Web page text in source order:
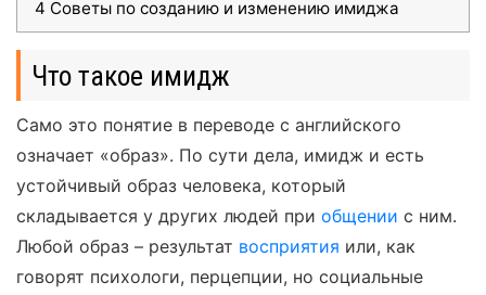
4 Советы по созданию и изменению имиджа
Что такое имидж
Само это понятие в переводе с английского
означает «образ». По сути дела, имидж и есть
устойчивый образ человека, который
складывается у других людей при общении с ним.
Любой образ – результат восприятия или, как
говорят психологи, перцепции, но социальные